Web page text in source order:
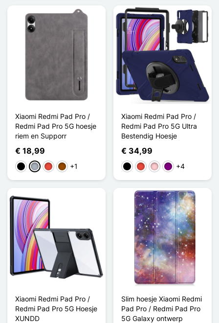
Xiaomi Redmi Pad Pro /
Redmi Pad Pro 5G hoesje
riem en Supporr
€ 18,99
ZwartGrijsRoodBruin+1
Xiaomi Redmi Pad Pro /
Redmi Pad Pro 5G Ultra
Bestendig Hoesje
€ 34,99
ZwartRoodRozePurper
+4
Xiaomi Redmi Pad Pro /
Redmi Pad Pro 5G Hoesje
XUNDD
Slim hoesje Xiaomi Redmi
Pad Pro / Redmi Pad Pro
5G Galaxy ontwerp